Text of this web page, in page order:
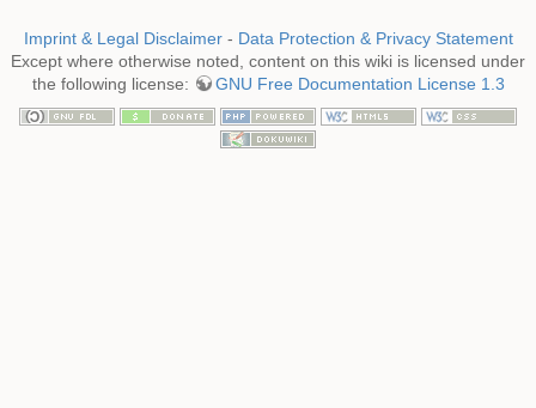
Imprint & Legal Disclaimer- Data Protection & Privacy Statement
Except where otherwise noted, content on this wiki is licensed under
the following license:
GNU Free Documentation License 1.3